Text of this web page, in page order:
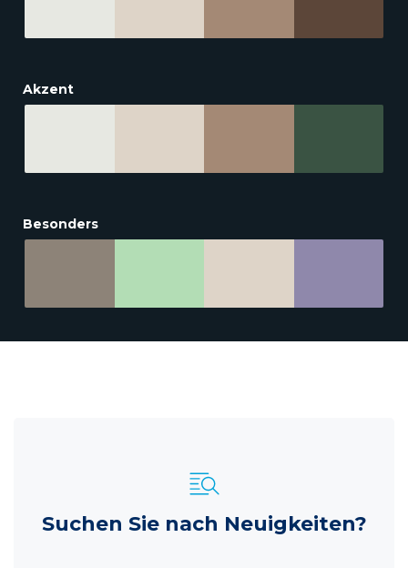
Akzent
Besonders
Suchen Sie nach Neuigkeiten?